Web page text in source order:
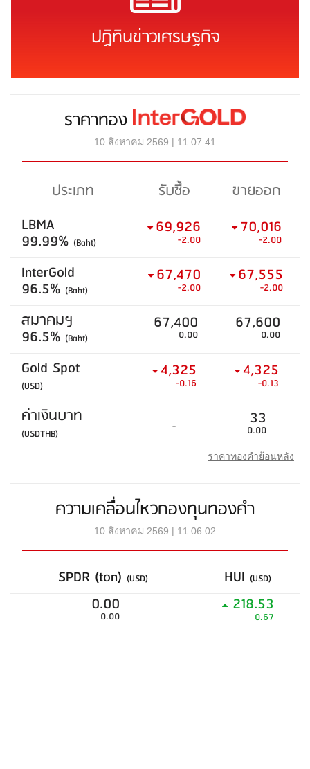
ปฏิทินข่าวเศรษฐกิจ
ราคาทอง
10 สิงหาคม 2569 | 11:07:41
ประเภท รับซื้อ
ขายออก
LBMA
99.99% (Baht)
69,926
-2.00
70,016
-2.00
InterGold
96.5% (Baht)
67,470
-2.00
67,555
-2.00
สมาคมฯ
96.5% (Baht)
67,400
0.00
67,600
0.00
Gold Spot
(USD)
4,325
-0.16
4,325
-0.13
ค่าเงินบาท
(USDTHB) - 33
0.00
ราคาทองคำย้อนหลัง
ความเคลื่อนไหวกองทุนทองคำ
10 สิงหาคม 2569 | 11:06:02
SPDR (ton) (USD) HUI (USD)
0.00
0.00
218.53
0.67